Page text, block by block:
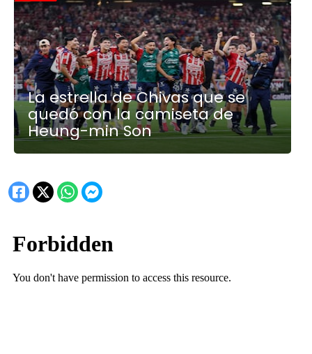
La estrella de Chivas que se
quedó con la camiseta de
Heung-min Son